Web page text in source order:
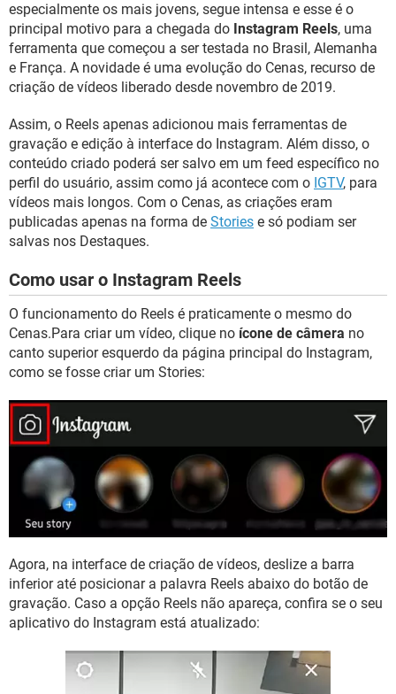
especialmente os mais jovens, segue intensa e esse é o
principal motivo para a chegada do Instagram Reels, uma
ferramenta que começou a ser testada no Brasil, Alemanha
e França. A novidade é uma evolução do Cenas, recurso de
criação de vídeos liberado desde novembro de 2019.
Assim, o Reels apenas adicionou mais ferramentas de
gravação e edição à interface do Instagram. Além disso, o
conteúdo criado poderá ser salvo em um feed específico no
perfil do usuário, assim como já acontece com o IGTV, para
vídeos mais longos. Com o Cenas, as criações eram
publicadas apenas na forma de Stories e só podiam ser
salvas nos Destaques.
Como usar o Instagram Reels
O funcionamento do Reels é praticamente o mesmo do
Cenas.Para criar um vídeo, clique no ícone de câmera no
canto superior esquerdo da página principal do Instagram,
como se fosse criar um Stories:
Agora, na interface de criação de vídeos, deslize a barra
inferior até posicionar a palavra Reels abaixo do botão de
gravação. Caso a opção Reels não apareça, confira se o seu
aplicativo do Instagram está atualizado: